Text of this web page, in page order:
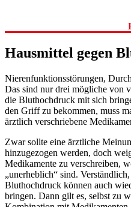
Hausmittel gegen
Nierenfunktionsstörungen,
Das sind nur drei mögliche von
die Bluthochdruck mit sich
den Griff zu bekommen, muss
ärztlich verschriebene
Zwar sollte eine ärztliche
hinzugezogen werden, doch
Medikamente zu verschreiben,
„unerheblich“ sind.
Bluthochdruck können auch
bringen. Dann gilt es, selbst zu